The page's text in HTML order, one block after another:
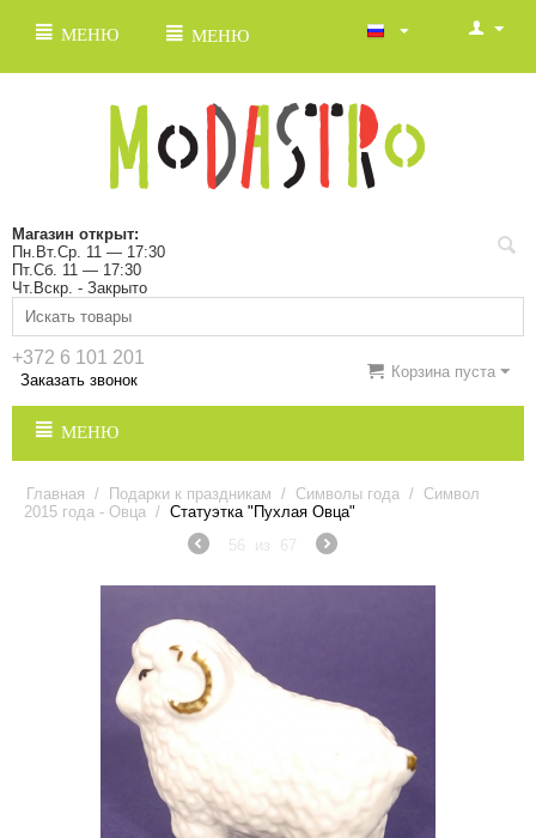
МЕНЮ МЕНЮ
Магазин открыт:
Пн.Вт.Ср. 11 — 17:30
Пт.Сб. 11 — 17:30
Чт.Вскр. - Закрыто
+372 6 101 201
Заказать звонок Корзина пуста
МЕНЮ
Главная / Подарки к праздникам / Символы года / Символ
2015 года - Овца / Статуэтка "Пухлая Овца"
56
из 67